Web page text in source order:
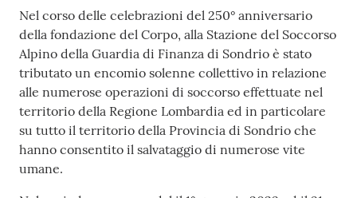
Contenuto
Nel corso delle celebrazioni del 250° anniversario
della fondazione del Corpo, alla Stazione del Soccorso
Alpino della Guardia di Finanza di Sondrio è stato
tributato un encomio solenne collettivo in relazione
alle numerose operazioni di soccorso effettuate nel
territorio della Regione Lombardia ed in particolare
su tutto il territorio della Provincia di Sondrio che
hanno consentito il salvataggio di numerose vite
umane.